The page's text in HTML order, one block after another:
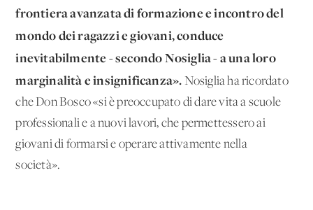
frontiera avanzata di formazione e incontro del
mondo dei ragazzi e giovani, conduce
inevitabilmente - secondo Nosiglia - a una loro
marginalità e insignificanza». Nosiglia ha ricordato
che Don Bosco «si è preoccupato di dare vita a scuole
professionali e a nuovi lavori, che permettessero ai
giovani di formarsi e operare attivamente nella
società».